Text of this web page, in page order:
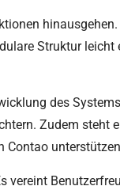
Struktur leicht
des
Zudem steht
Contao
vereint